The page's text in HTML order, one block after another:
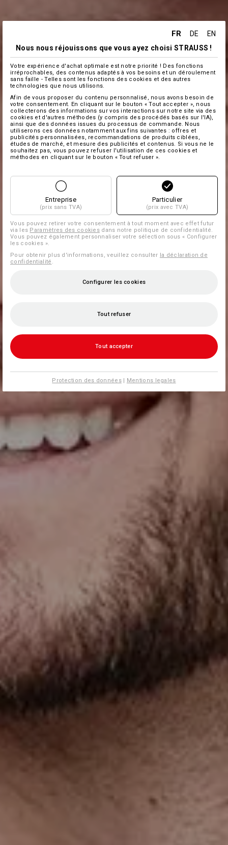
FR DE
EN
Nous nous réjouissons que vous ayez choisi STRAUSS !
Votre expérience d'achat optimale est notre priorité ! Des fonctions
irréprochables, des contenus adaptés à vos besoins et un déroulement
sans faille - Telles sont les fonctions des cookies et des autres
technologies que nous utilisons.
Afin de vous proposer du contenu personnalisé, nous avons besoin de
votre consentement. En cliquant sur le bouton « Tout accepter », nous
collecterons des informations sur vos interactions sur notre site via des
cookies et d'autres méthodes (y compris des procédés basés sur l'IA),
ainsi que des données issues du processus de commande. Nous
utiliserons ces données notamment aux fins suivantes : offres et
publicités personnalisées, recommandations de produits ciblées,
études de marché, et mesure des publicités et contenus. Si vous ne le
souhaitez pas, vous pouvez refuser l'utilisation de ces cookies et
méthodes en cliquant sur le bouton « Tout refuser ».
Entreprise
(prix sans TVA)
Particulier
(prix avec TVA)
Vous pouvez retirer votre consentement à tout moment avec effet futur
via les Paramètres des cookies dans notre politique de confidentialité.
Vous pouvez également personnaliser votre sélection sous « Configurer
les cookies ».
Pour obtenir plus d'informations, veuillez consulter la déclaration de
confidentialité
Configurer les cookies
Tout refuser
Tout accepter
Protection des données| Mentions legales